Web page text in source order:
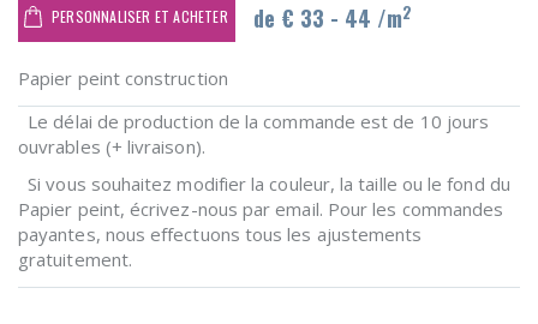
PERSONNALISER ET ACHETER de € 33 - 44 /m2
Papier peint construction
Le délai de production de la commande est de 10 jours
ouvrables (+ livraison).
Si vous souhaitez modifier la couleur, la taille ou le fond du
Papier peint, écrivez-nous par email. Pour les commandes
payantes, nous effectuons tous les ajustements
gratuitement.